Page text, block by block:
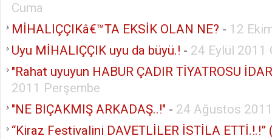
Cuma
MİHALIÇÇIKâ€™TA EKSİK OLAN NE? - 12
Uyu MİHALIÇÇIK uyu da büyü.! - 24 Eylül 2011
"Rahat uyuyun HABUR ÇADIR TİYATROSU
2011 Perşembe
"NE BIÇAKMIŞ ARKADAŞ..!" - 24 Ağustos
“Kiraz Festivalini DAVETLİLER İSTİLA ETTİ.!.!”